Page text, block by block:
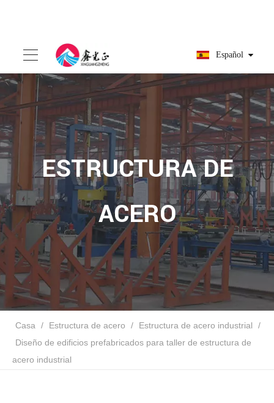
Español
ESTRUCTURA DE
ACERO
Casa / Estructura de acero / Estructura de acero industrial
/
Diseño de edificios prefabricados para taller de estructura de
acero industrial